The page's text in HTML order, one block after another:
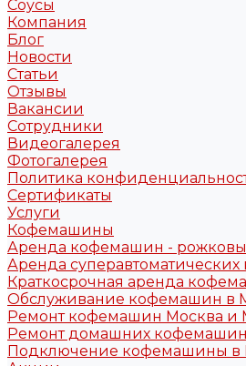
Соусы
Компания
Блог
Новости
Статьи
Отзывы
Вакансии
Сотрудники
Видеогалерея
Фотогалерея
Политика
Сертификаты
Услуги
Кофемашины
Аренда кофемашин -
Аренда
Краткосрочная аренда
Обслуживание кофемашин в
Ремонт кофемашин Москва и
Ремонт домашних
Подключение кофемашины в